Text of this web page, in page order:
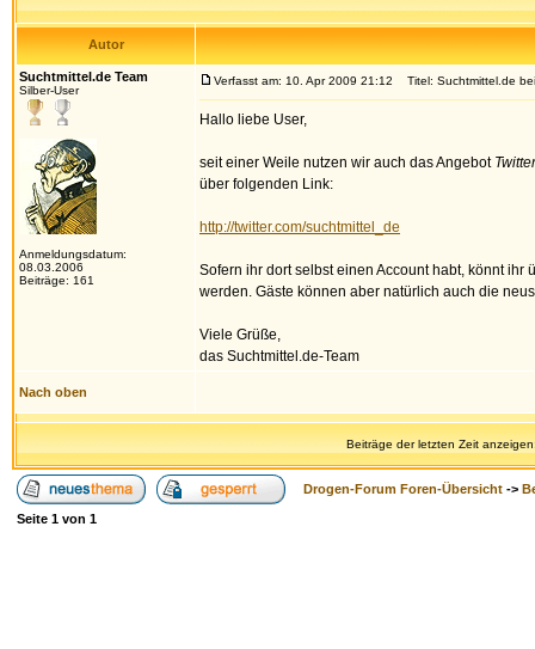
Autor
Suchtmittel.de Team
Silber-User
Anmeldungsdatum:
08.03.2006
Beiträge: 161
Verfasst am: 10. Apr 2009 21:12 Titel: Suchtmittel.de
Hallo liebe User,
seit einer Weile nutzen wir auch das Angebot
über folgenden Link:
http://twitter.com/suchtmittel_de
Sofern ihr dort selbst einen Account habt, könnt
werden. Gäste können aber natürlich auch die
Viele Grüße,
das Suchtmittel.de-Team
Nach oben
Beiträge der letzten Zeit
Drogen-Forum Foren-Übersicht ->
Seite 1 von 1